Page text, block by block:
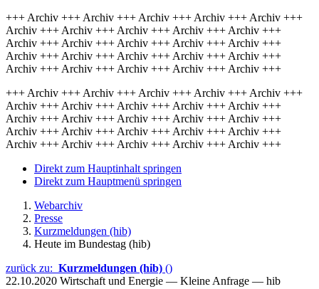
+++ Archiv +++ Archiv +++ Archiv +++ Archiv +++ Archiv +++
Archiv +++ Archiv +++ Archiv +++ Archiv +++ Archiv +++
Archiv +++ Archiv +++ Archiv +++ Archiv +++ Archiv +++
Archiv +++ Archiv +++ Archiv +++ Archiv +++ Archiv +++
Archiv +++ Archiv +++ Archiv +++ Archiv +++ Archiv +++
+++ Archiv +++ Archiv +++ Archiv +++ Archiv +++ Archiv +++
Archiv +++ Archiv +++ Archiv +++ Archiv +++ Archiv +++
Archiv +++ Archiv +++ Archiv +++ Archiv +++ Archiv +++
Archiv +++ Archiv +++ Archiv +++ Archiv +++ Archiv +++
Archiv +++ Archiv +++ Archiv +++ Archiv +++ Archiv +++
Direkt zum Hauptinhalt springen
Direkt zum Hauptmenü springen
Webarchiv
Presse
Kurzmeldungen (hib)
Heute im Bundestag (hib)
zurück zu: Kurzmeldungen (hib) ()
22.10.2020 Wirtschaft und Energie — Kleine Anfrage — hib